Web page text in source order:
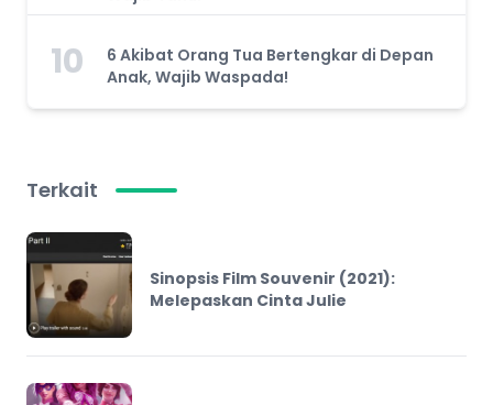
10
6 Akibat Orang Tua Bertengkar di Depan
Anak, Wajib Waspada!
Terkait
Sinopsis Film Souvenir (2021):
Melepaskan Cinta Julie